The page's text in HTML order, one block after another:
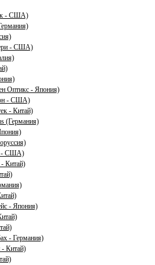
- США)
- США)
Оптикс - Япония)
- США)
- Китай)
(Германия)
- США)
Китай)
- Япония)
- Германия)
Китай)